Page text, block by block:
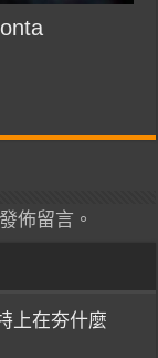
佈留言。
上在夯什麼